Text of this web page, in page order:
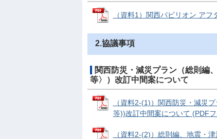
（資料1）関西パビリオン ア
2.協議事項
関西防災・減災プラン（総則編
等〉）改訂中間案について
（資料2-(1)）関西防災・減災
等))改訂中間案について (PDF
（資料2-(2)）総則編、地震・